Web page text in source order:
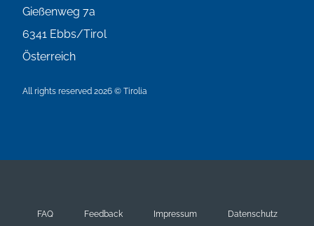
Gießenweg 7a
6341 Ebbs/Tirol
Österreich
All rights reserved 2026 © Tirolia
FAQ Feedback Impressum Datenschutz